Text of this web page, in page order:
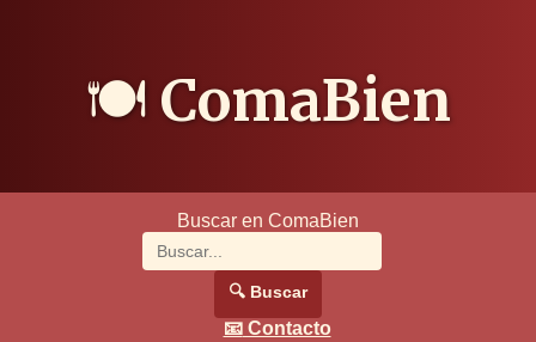
🍽️ ComaBien
Buscar en ComaBien
🔍 Buscar
📧Contacto